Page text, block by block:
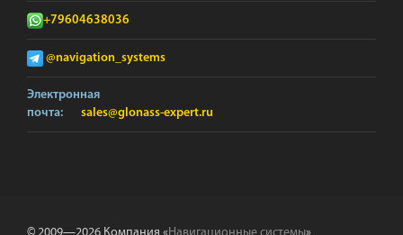
+79604638036
@navigation_systems
Электронная
почта:
sales@glonass-expert.ru